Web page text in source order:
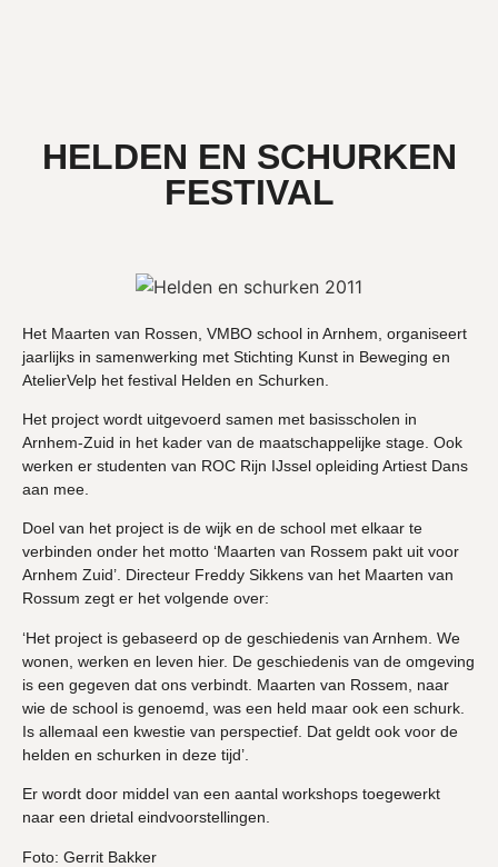
HELDEN EN SCHURKEN
FESTIVAL
Het Maarten van Rossen, VMBO school in Arnhem, organiseert
jaarlijks in samenwerking met Stichting Kunst in Beweging en
AtelierVelp het festival Helden en Schurken.
Het project wordt uitgevoerd samen met basisscholen in
Arnhem-Zuid in het kader van de maatschappelijke stage. Ook
werken er studenten van ROC Rijn IJssel opleiding Artiest Dans
aan mee.
Doel van het project is de wijk en de school met elkaar te
verbinden onder het motto ‘Maarten van Rossem pakt uit voor
Arnhem Zuid’. Directeur Freddy Sikkens van het Maarten van
Rossum zegt er het volgende over:
‘Het project is gebaseerd op de geschiedenis van Arnhem. We
wonen, werken en leven hier. De geschiedenis van de omgeving
is een gegeven dat ons verbindt. Maarten van Rossem, naar
wie de school is genoemd, was een held maar ook een schurk.
Is allemaal een kwestie van perspectief. Dat geldt ook voor de
helden en schurken in deze tijd’.
Er wordt door middel van een aantal workshops toegewerkt
naar een drietal eindvoorstellingen.
Foto: Gerrit Bakker